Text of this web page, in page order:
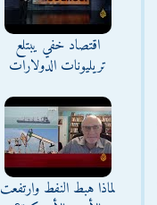
اقتصاد خفي يبتلع
تريليونات الدولارات
لماذا هبط النفط وارتفعت